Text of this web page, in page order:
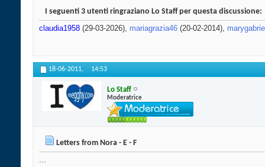
I seguenti 3 utenti ringraziano Lo Staff per questa discussione:
claudia1958 (29-03-2026), mariagrazia46 (20-02-2014),
18-06-2011, 14:53
Lo Staff
Moderatrice
Letters from Nora - E - F
...